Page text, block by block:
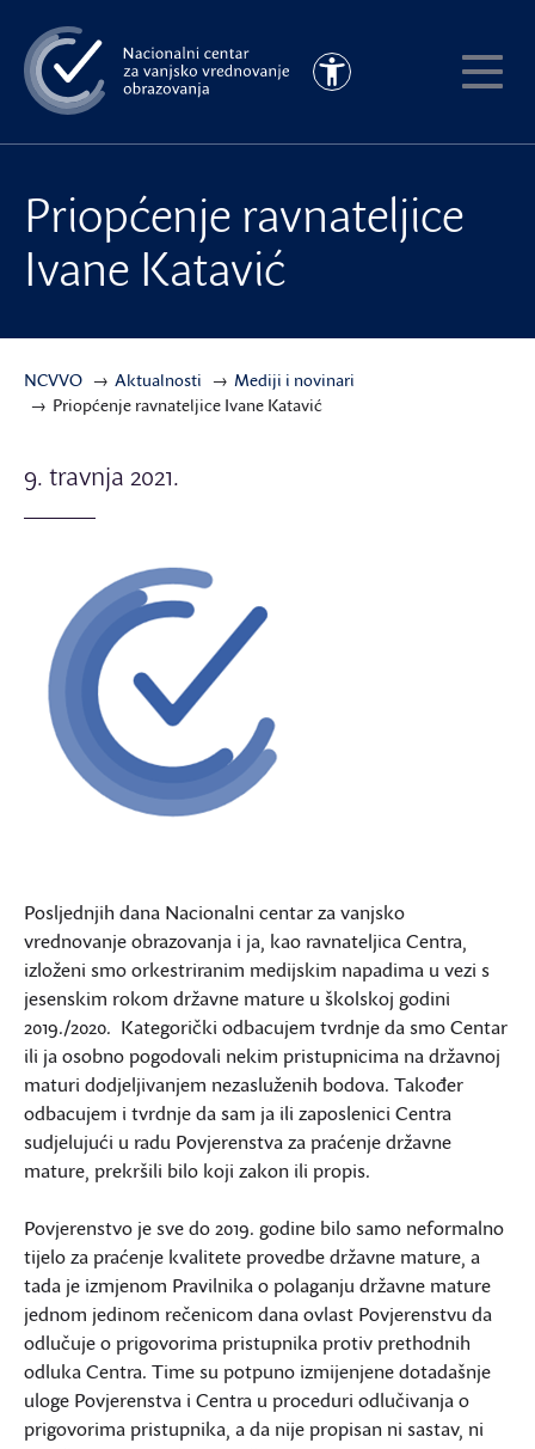
na
glavni
sadržaj
Pristupačnost
Priopćenje ravnateljice
Ivane Katavić
NCVVO Aktualnosti
Mediji i novinari
Priopćenje ravnateljice Ivane Katavić
9. travnja 2021.
Posljednjih dana Nacionalni centar za vanjsko
vrednovanje obrazovanja i ja, kao ravnateljica Centra,
izloženi smo orkestriranim medijskim napadima u vezi s
jesenskim rokom državne mature u školskoj godini
2019./2020. Kategorički odbacujem tvrdnje da smo Centar
ili ja osobno pogodovali nekim pristupnicima na državnoj
maturi dodjeljivanjem nezasluženih bodova. Također
odbacujem i tvrdnje da sam ja ili zaposlenici Centra
sudjelujući u radu Povjerenstva za praćenje državne
mature, prekršili bilo koji zakon ili propis.
Povjerenstvo je sve do 2019. godine bilo samo neformalno
tijelo za praćenje kvalitete provedbe državne mature, a
tada je izmjenom Pravilnika o polaganju državne mature
jednom jedinom rečenicom dana ovlast Povjerenstvu da
odlučuje o prigovorima pristupnika protiv prethodnih
odluka Centra. Time su potpuno izmijenjene dotadašnje
uloge Povjerenstva i Centra u proceduri odlučivanja o
prigovorima pristupnika, a da nije propisan ni sastav, ni